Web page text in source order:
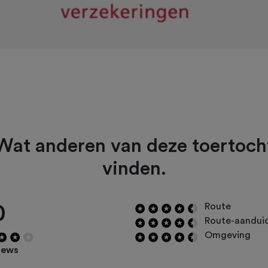
anderen van deze
vinden.
Route
Route-
Omgeving